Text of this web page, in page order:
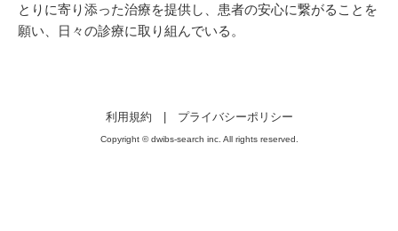
とりに寄り添った治療を提供し、患者の安心に繋がることを
願い、日々の診療に取り組んでいる。
利用規約 | プライバシーポリシー
Copyright © dwibs-search inc. All rights reserved.